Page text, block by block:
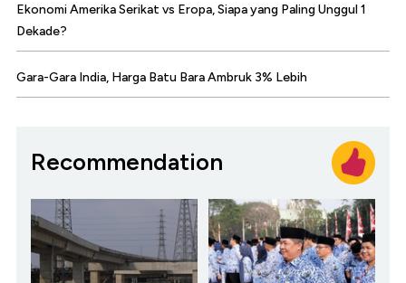
Ekonomi Amerika Serikat vs Eropa, Siapa yang Paling Unggul 1
Dekade?
Gara-Gara India, Harga Batu Bara Ambruk 3% Lebih
Recommendation